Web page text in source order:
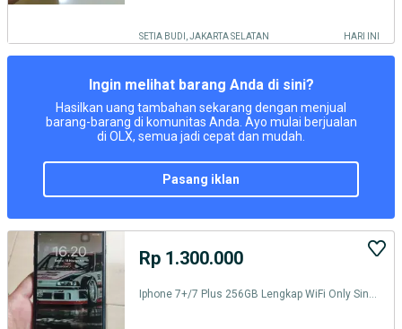
SETIA BUDI, JAKARTA SELATAN HARI INI
Ingin melihat barang Anda di sini?
Hasilkan uang tambahan sekarang dengan menjual
barang-barang di komunitas Anda. Ayo mulai berjualan
di OLX, semua jadi cepat dan mudah.
pasang iklan
Rp 1.300.000